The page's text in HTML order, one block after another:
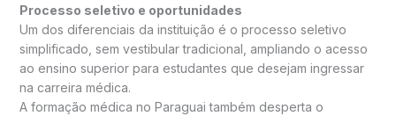
Processo seletivo e oportunidades
Um dos diferenciais da instituição é o processo seletivo
simplificado, sem vestibular tradicional, ampliando o acesso
ao ensino superior para estudantes que desejam ingressar
na carreira médica.
A formação médica no Paraguai também desperta o